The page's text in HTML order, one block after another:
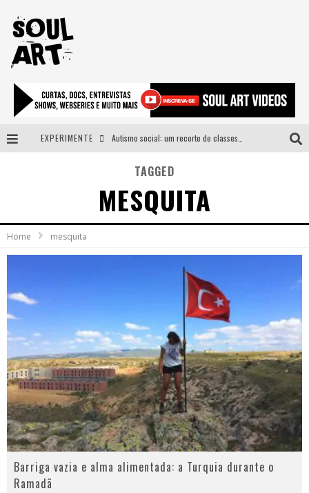
EXPERIMENTE
A subida da rampa é diferente!
Faça o bem! Mas, sem olhar a quem!?
Novo single de Arnaldo Tifu, “De Testa” explora brasilidade em sons, cores e símbolos
TAGGED
MESQUITA
Home mesquita
Barriga vazia e alma alimentada: a Turquia durante o
Ramadã